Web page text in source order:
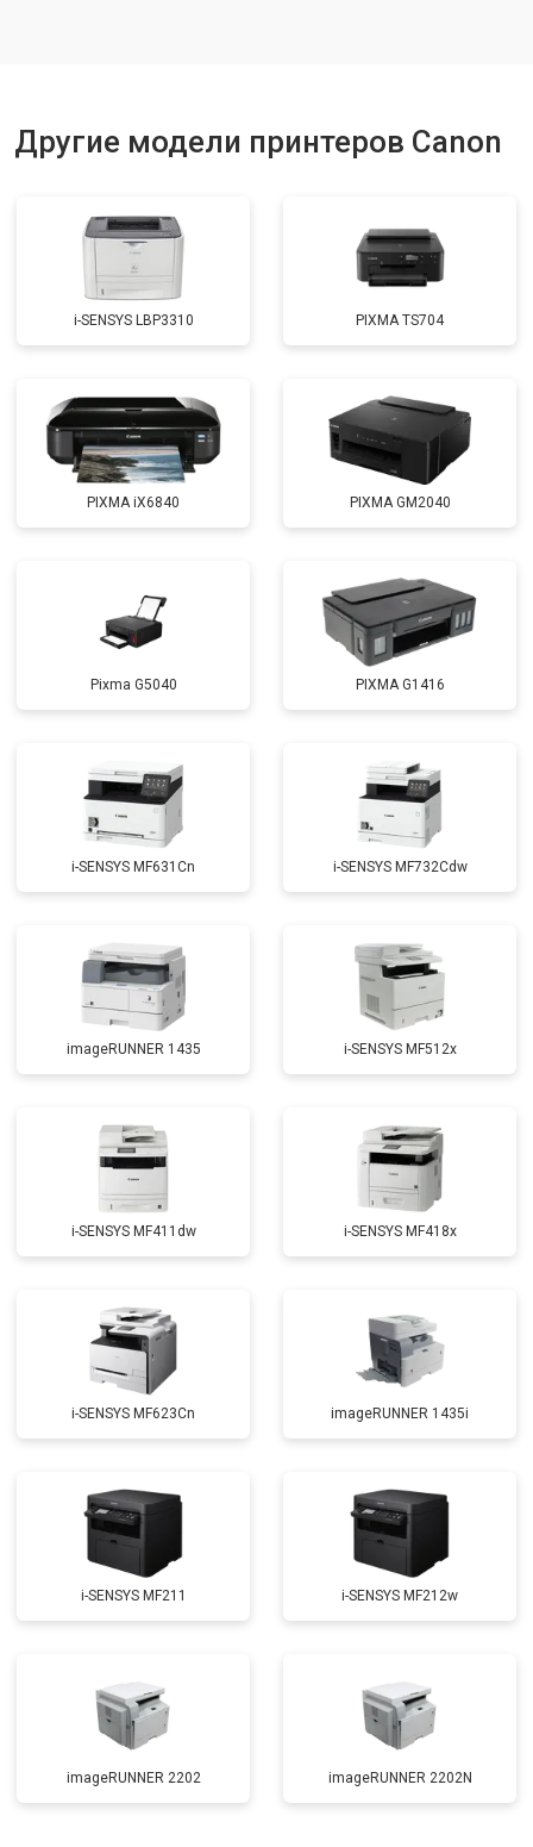
Другие модели принтеров Canon
i-SENSYS LBP3310 PIXMA TS704
PIXMA iX6840 PIXMA GM2040
Pixma G5040 PIXMA G1416
i-SENSYS MF631Cn i-SENSYS MF732Cdw
imageRUNNER 1435 i-SENSYS MF512x
i-SENSYS MF411dw i-SENSYS MF418x
i-SENSYS MF623Cn imageRUNNER 1435i
i-SENSYS MF211 i-SENSYS MF212w
imageRUNNER 2202 imageRUNNER 2202N